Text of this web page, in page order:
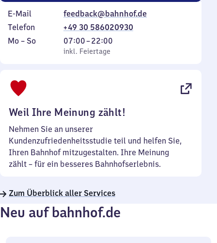
E-Mail
feedback@bahnhof.de
Telefon
+49 30 586020930
Montag
Mo – So,
inkl. Feiertage
07:00–22:00
Von
7
inkl. Feiertage
Weil Ihre Meinung zählt!
Nehmen Sie an unserer
Kundenzufriedenheitsstudie teil und helfen Sie,
Ihren Bahnhof mitzugestalten. Ihre Meinung
zählt – für ein besseres Bahnhofserlebnis.
Zum Überblick aller Services
Neu auf bahnhof.de